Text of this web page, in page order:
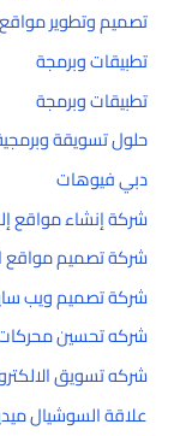
تصميم وتطوير
تطبيقات وبرمجة
تطبيقات وبرمجة
حلول تسويقة
دبي فيوهات
شركة إنشاء مواقع
شركة تصميم مواقع
شركة تصميم ويب
شركه تحسين
شركه تسويق
علاقة السوشيال